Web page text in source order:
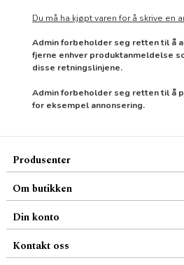
Du må ha kjøpt varen for å skrive en
Admin forbeholder seg retten til å
fjerne enhver produktanmeldelse
disse retningslinjene.
Admin forbeholder seg retten til å
for eksempel annonsering.
Produsenter
Om butikken
Din konto
Kontakt oss